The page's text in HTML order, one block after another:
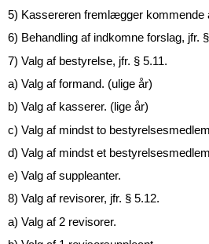
5) Kassereren fremlægger kommende
6) Behandling af indkomne forslag, jfr.
7) Valg af bestyrelse, jfr. § 5.11.
a) Valg af formand. (ulige år)
b) Valg af kasserer. (lige år)
c) Valg af mindst to
d) Valg af mindst et
e) Valg af suppleanter.
8) Valg af revisorer, jfr. § 5.12.
a) Valg af 2 revisorer.